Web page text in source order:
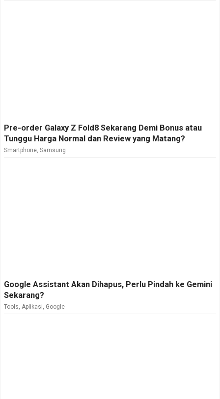
Pre-order Galaxy Z Fold8 Sekarang Demi Bonus atau
Tunggu Harga Normal dan Review yang Matang?
Smartphone, Samsung
Google Assistant Akan Dihapus, Perlu Pindah ke Gemini
Sekarang?
Tools, Aplikasi, Google